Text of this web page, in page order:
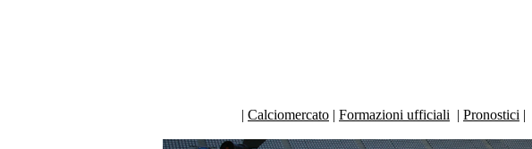
| Calciomercato | Formazioni ufficiali | Pronostici |